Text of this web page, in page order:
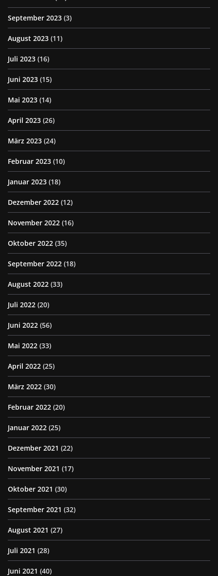
September 2023 (3)
August 2023 (11)
Juli 2023 (16)
Juni 2023 (15)
Mai 2023 (14)
April 2023 (26)
März 2023 (24)
Februar 2023 (10)
Januar 2023 (18)
Dezember 2022 (12)
November 2022 (16)
Oktober 2022 (35)
September 2022 (18)
August 2022 (33)
Juli 2022 (20)
Juni 2022 (56)
Mai 2022 (33)
April 2022 (25)
März 2022 (30)
Februar 2022 (20)
Januar 2022 (25)
Dezember 2021 (22)
November 2021 (17)
Oktober 2021 (30)
September 2021 (32)
August 2021 (27)
Juli 2021 (28)
Juni 2021 (40)